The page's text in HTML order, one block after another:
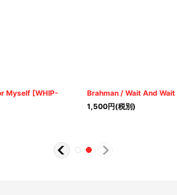
Myself [WHIP-
Brahman / Wait And Wait
1,500円(税別)